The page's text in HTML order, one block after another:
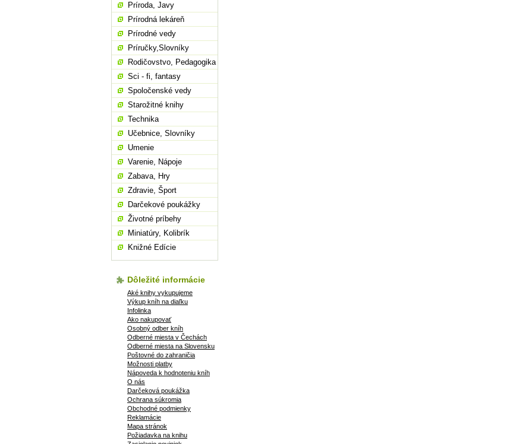
Príroda, Javy
Prírodná lekáreň
Prírodné vedy
Príručky,Slovníky
Rodičovstvo, Pedagogika
Sci - fi, fantasy
Spoločenské vedy
Starožitné knihy
Technika
Učebnice, Slovníky
Umenie
Varenie, Nápoje
Zabava, Hry
Zdravie, Šport
Darčekové poukážky
Životné príbehy
Miniatúry, Kolibrík
Knižné Edície
Dôležité informácie
Aké knihy vykupujeme
Výkup kníh na diaľku
Infolinka
Ako nakupovať
Osobný odber kníh
Odberné miesta v Čechách
Odberné miesta na Slovensku
Poštovné do zahraničia
Možnosti platby
Nápoveda k hodnoteniu kníh
O nás
Darčeková poukážka
Ochrana súkromia
Obchodné podmienky
Reklamácie
Mapa stránok
Požiadavka na knihu